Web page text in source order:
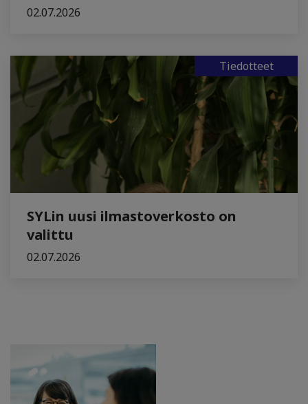
02.07.2026
Tiedotteet
SYLin uusi ilmastoverkosto on
valittu
02.07.2026